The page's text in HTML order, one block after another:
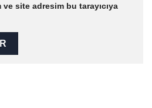
site adresim bu tarayıcıya